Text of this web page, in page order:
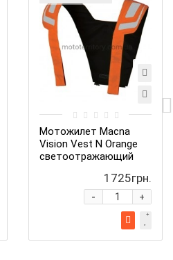
Мотожилет Macna
Vision Vest N Orange
светоотражающий
1725грн.
+
-